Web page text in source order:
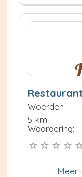
Woerden
5 km
Waardering:
Meer